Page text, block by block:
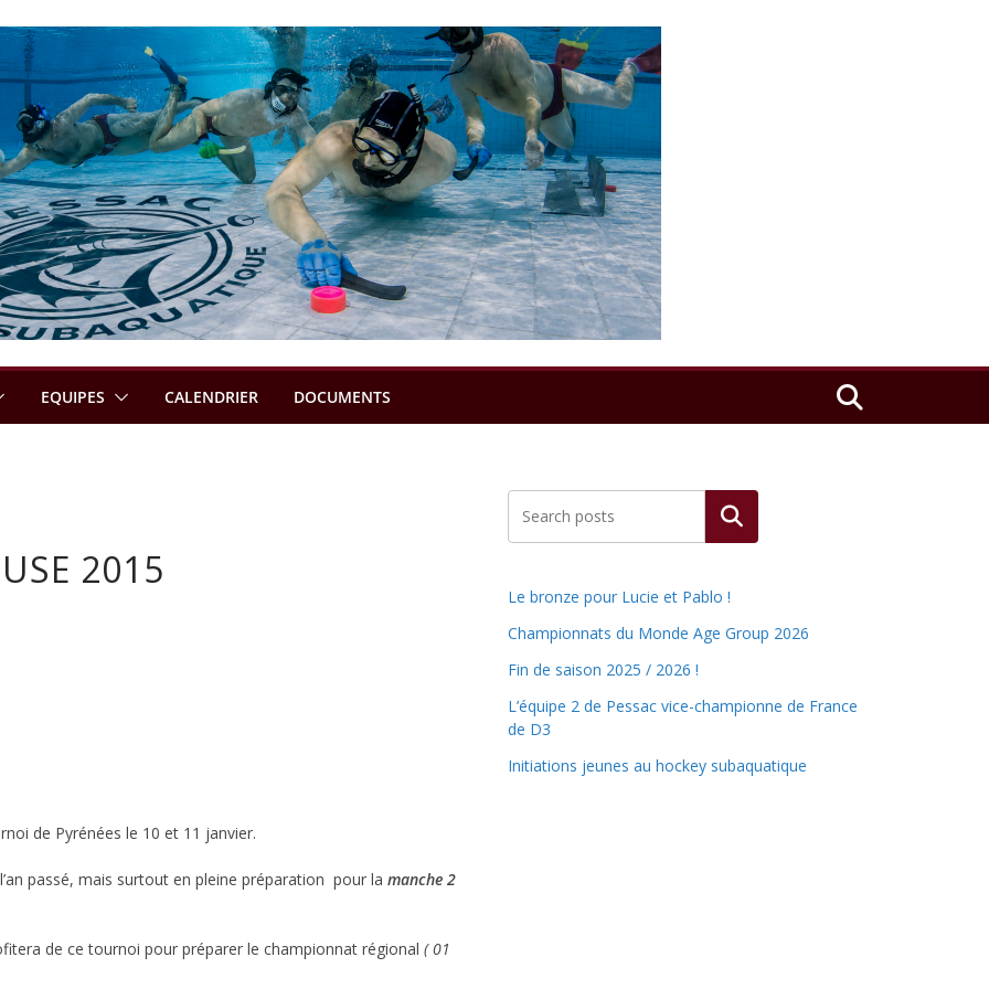
EQUIPES CALENDRIER DOCUMENTS
2015
de Pyrénées le 10 et 11 janvier.
passé, mais surtout en pleine préparation pour la manche 2
de ce tournoi pour préparer le championnat régional ( 01
Rechercher
Le bronze pour Lucie et Pablo !
Championnats du Monde Age Group 2026
Fin de saison 2025 / 2026 !
L’équipe 2 de Pessac vice-championne de France
de D3
Initiations jeunes au hockey subaquatique